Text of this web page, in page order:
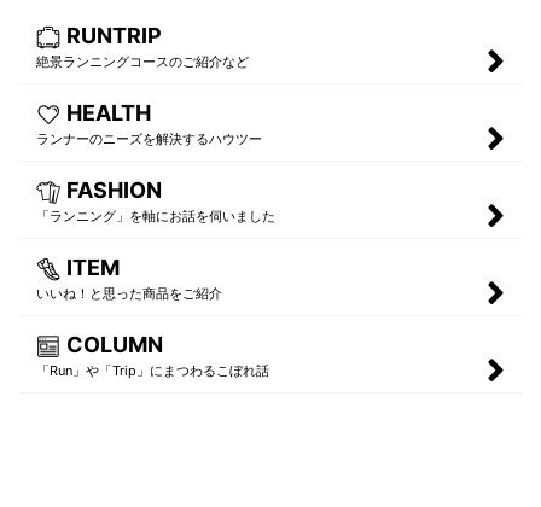
RUNTRIP
絶景ランニングコースのご紹介など
HEALTH
ランナーのニーズを解決するハウツー
FASHION
「ランニング」を軸にお話を伺いました
ITEM
いいね！と思った商品をご紹介
COLUMN
「Run」や「Trip」にまつわるこぼれ話